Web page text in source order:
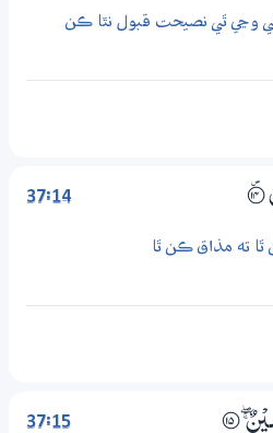
وڃي ٿي نصيحت قبول نٿا ڪن
37:14 ؀۠14
ته مذاق ڪن ٿا
37:15 ښ ؀15